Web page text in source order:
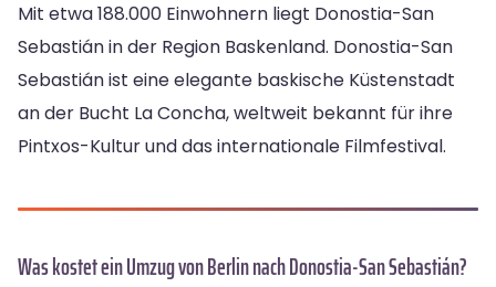
Mit etwa 188.000 Einwohnern liegt Donostia-San
Sebastián in der Region Baskenland. Donostia-San
Sebastián ist eine elegante baskische Küstenstadt
an der Bucht La Concha, weltweit bekannt für ihre
Pintxos-Kultur und das internationale Filmfestival.
Was kostet ein Umzug von Berlin nach Donostia-San Sebastián?